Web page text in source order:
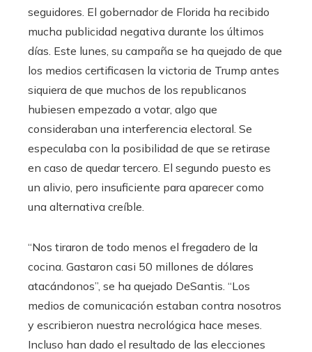
seguidores. El gobernador de Florida ha recibido
mucha publicidad negativa durante los últimos
días. Este lunes, su campaña se ha quejado de que
los medios certificasen la victoria de Trump antes
siquiera de que muchos de los republicanos
hubiesen empezado a votar, algo que
consideraban una interferencia electoral. Se
especulaba con la posibilidad de que se retirase
en caso de quedar tercero. El segundo puesto es
un alivio, pero insuficiente para aparecer como
una alternativa creíble.
“Nos tiraron de todo menos el fregadero de la
cocina. Gastaron casi 50 millones de dólares
atacándonos”, se ha quejado DeSantis. “Los
medios de comunicación estaban contra nosotros
y escribieron nuestra necrológica hace meses.
Incluso han dado el resultado de las elecciones